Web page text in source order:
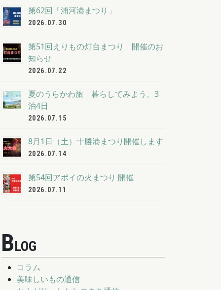
第62回「浦河港まつり」
2026.07.30
第51回えりもの灯台まつり 開催のお
知らせ
2026.07.22
夏のうらかわ旅 暮らしてみよう、3
泊4日
2026.07.15
8月1日（土）十勝港まつり開催します
2026.07.14
第54回アポイの火まつり 開催
2026.07.11
BLOG
コラム
美味しいもの通信